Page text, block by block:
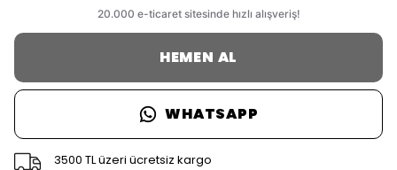
HEMEN AL
WHATSAPP
3500 TL üzeri ücretsiz kargo